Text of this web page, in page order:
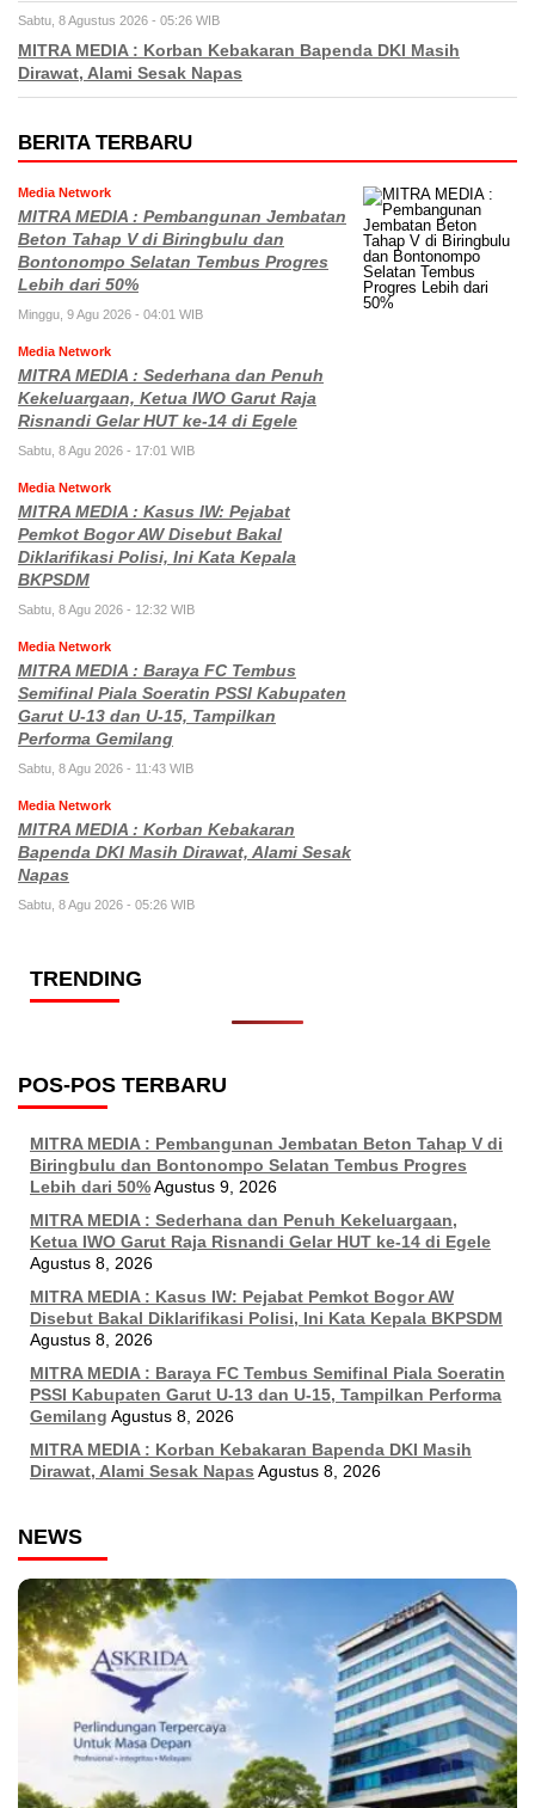
Sabtu, 8 Agustus 2026 - 05:26 WIB
MITRA MEDIA : Korban Kebakaran Bapenda DKI Masih
Dirawat, Alami Sesak Napas
BERITA TERBARU
Media Network
MITRA MEDIA : Pembangunan Jembatan
Beton Tahap V di Biringbulu dan
Bontonompo Selatan Tembus Progres
Lebih dari 50%
Minggu, 9 Agu 2026 - 04:01 WIB
Media Network
MITRA MEDIA : Sederhana dan Penuh
Kekeluargaan, Ketua IWO Garut Raja
Risnandi Gelar HUT ke-14 di Egele
Sabtu, 8 Agu 2026 - 17:01 WIB
Media Network
MITRA MEDIA : Kasus IW: Pejabat
Pemkot Bogor AW Disebut Bakal
Diklarifikasi Polisi, Ini Kata Kepala
BKPSDM
Sabtu, 8 Agu 2026 - 12:32 WIB
Media Network
MITRA MEDIA : Baraya FC Tembus
Semifinal Piala Soeratin PSSI Kabupaten
Garut U-13 dan U-15, Tampilkan
Performa Gemilang
Sabtu, 8 Agu 2026 - 11:43 WIB
Media Network
MITRA MEDIA : Korban Kebakaran
Bapenda DKI Masih Dirawat, Alami Sesak
Napas
Sabtu, 8 Agu 2026 - 05:26 WIB
TRENDING
POS-POS TERBARU
MITRA MEDIA : Pembangunan Jembatan Beton Tahap V di
Biringbulu dan Bontonompo Selatan Tembus Progres
Lebih dari 50%Agustus 9, 2026
MITRA MEDIA : Sederhana dan Penuh Kekeluargaan,
Ketua IWO Garut Raja Risnandi Gelar HUT ke-14 di Egele
Agustus 8, 2026
MITRA MEDIA : Kasus IW: Pejabat Pemkot Bogor AW
Disebut Bakal Diklarifikasi Polisi, Ini Kata Kepala BKPSDM
Agustus 8, 2026
MITRA MEDIA : Baraya FC Tembus Semifinal Piala Soeratin
PSSI Kabupaten Garut U-13 dan U-15, Tampilkan Performa
Gemilang Agustus 8, 2026
MITRA MEDIA : Korban Kebakaran Bapenda DKI Masih
Dirawat, Alami Sesak Napas Agustus 8, 2026
NEWS